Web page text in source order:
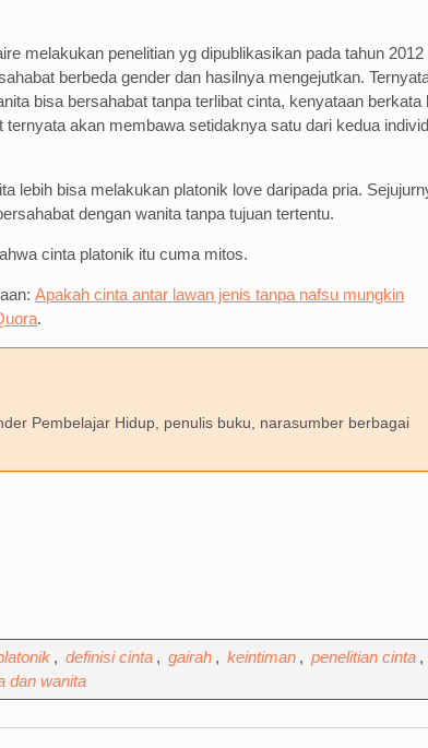
melakukan penelitian yg dipublikasikan pada tahun 2012
berbeda gender dan hasilnya mengejutkan.
bisa bersahabat tanpa terlibat cinta, kenyataan berkata
akan membawa setidaknya satu dari kedua
lebih bisa melakukan platonik love daripada pria.
dengan wanita tanpa tujuan tertentu.
cinta platonik itu cuma mitos.
Apakah cinta antar lawan jenis tanpa nafsu mungkin
.
Pembelajar Hidup, penulis buku, narasumber berbagai
, definisi cinta , gairah , keintiman , penelitian cinta ,
dan wanita